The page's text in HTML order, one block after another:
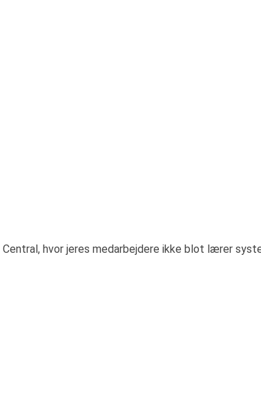
hvor jeres medarbejdere ikke blot lærer